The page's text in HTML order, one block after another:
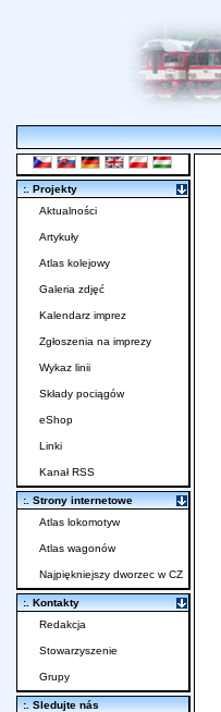
:. Projekty
Aktualności
Artykuły
Atlas kolejowy
Galeria zdjęć
Kalendarz imprez
Zgłoszenia na imprezy
Wykaz linii
Składy pociągów
eShop
Linki
Kanał RSS
:. Strony internetowe
Atlas lokomotyw
Atlas wagonów
Najpiękniejszy dworzec w CZ
:. Kontakty
Redakcja
Stowarzyszenie
Grupy
:. Sledujte nás